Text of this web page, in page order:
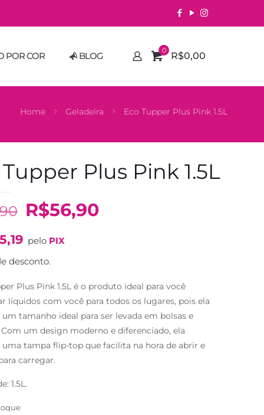
POR COR BLOG 0 R$0,00
Home Geladeira Eco Tupper Plus Pink 1.5L
Plus Pink 1.5L
O
original
era:
R$94,90.
R$56,90O
R$56,90.
pelo PIX
desconto.
Plus Pink 1.5L é o produto ideal para você
líquidos com você para todos os lugares, pois ela
um tamanho ideal para ser levada em bolsas e
um design moderno e diferenciado, ela
uma tampa flip-top que facilita na hora de abrir e
carregar.
1.5L.